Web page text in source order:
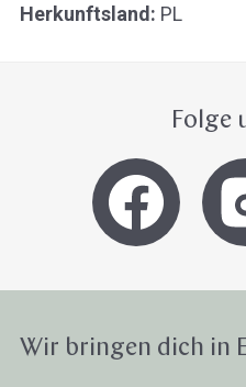
Herkunftsland: PL
Folge
Wir bringen dich in